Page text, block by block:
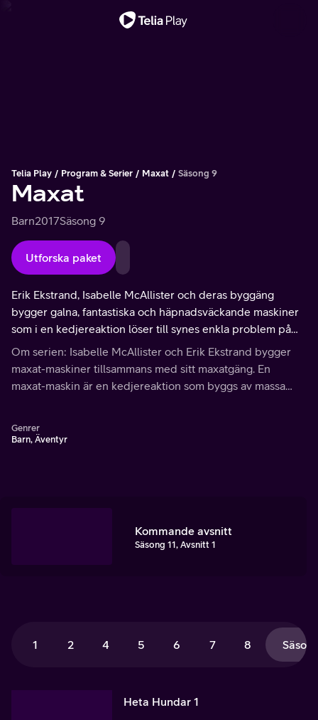
Telia Play Program & Serier Maxat Säsong 9
Maxat
Barn2017Säsong 9
Utforska paket
Erik Ekstrand, Isabelle McAllister och deras byggäng
bygger galna, fantastiska och häpnadsväckande maskiner
som i en kedjereaktion löser till synes enkla problem på
ett extremt krångligt och roligt sätt.
Om serien: Isabelle McAllister och Erik Ekstrand bygger
maxat-maskiner tillsammans med sitt maxatgäng. En
maxat-maskin är en kedjereaktion som byggs av massa
Genrer
Barn, Äventyr
Kommande avsnitt
Säsong 11, Avsnitt 1
1 2 4 5 6 7 8
Heta Hundar 1